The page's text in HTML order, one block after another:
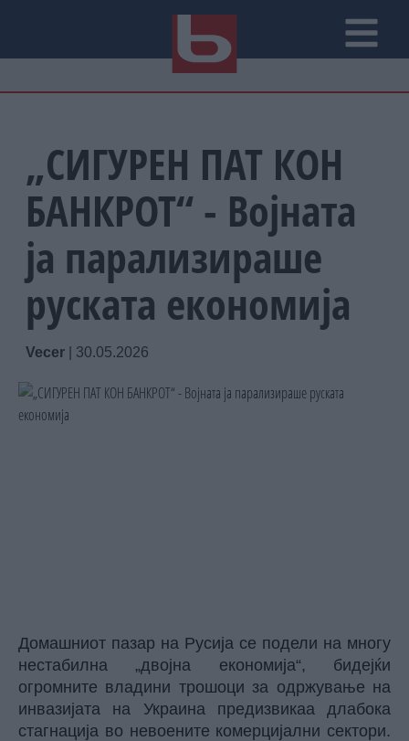
„СИГУРЕН ПАТ КОН
БАНКРОТ“ - Војната
ја парализираше
руската економија
Vecer 30.05.2026
Домашниот пазар на Русија се подели на многу
нестабилна „двојна економија“, бидејќи
огромните владини трошоци за одржување на
инвазијата на Украина предизвикаа длабока
стагнација во невоените комерцијални сектори.